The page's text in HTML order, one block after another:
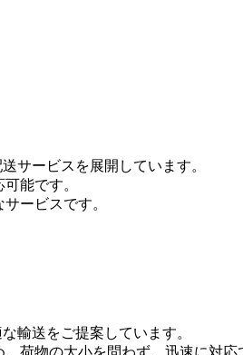
サービスを展開しています。
能です。
ービスです。
輸送をご提案しています。